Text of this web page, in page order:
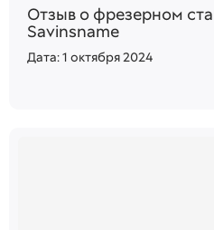
Отзыв о фрезерном
Savinsname
Дата: 1 октября 2024